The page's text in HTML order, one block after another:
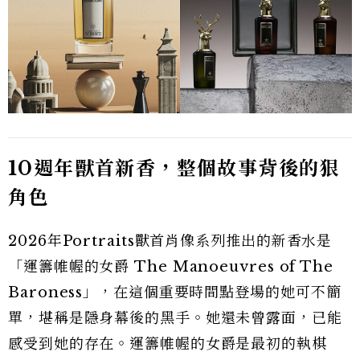
10週年獸首新香，整個故事背後的狠
角色
2026年Portraits獸首肖像系列推出的新香水是
「運籌帷幄的女爵 The Manoeuvres of The
Baroness」，在這個重要時間點登場的她可不簡
單，堪稱是隱身幕後的黑手。她還未曾露面，已能
感受到她的存在。運籌帷幄的女爵是最初的執棋